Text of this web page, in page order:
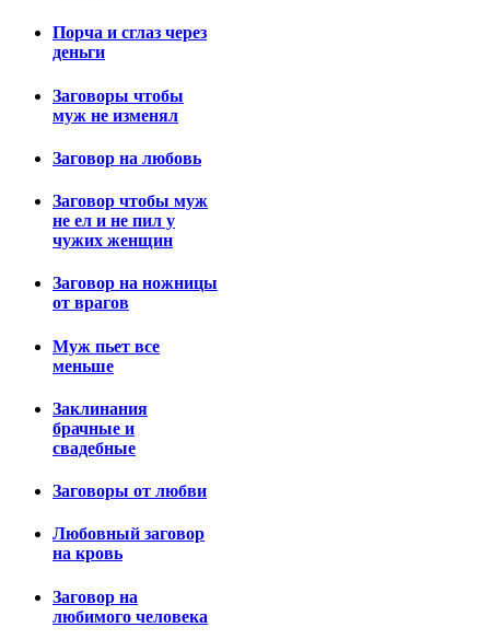
Порча и сглаз через
деньги
Заговоры чтобы
муж не изменял
Заговор на любовь
Заговор чтобы муж
не ел и не пил у
чужих женщин
Заговор на ножницы
от врагов
Муж пьет все
меньше
Заклинания
брачные и
свадебные
Заговоры от любви
Любовный заговор
на кровь
Заговор на
любимого человека